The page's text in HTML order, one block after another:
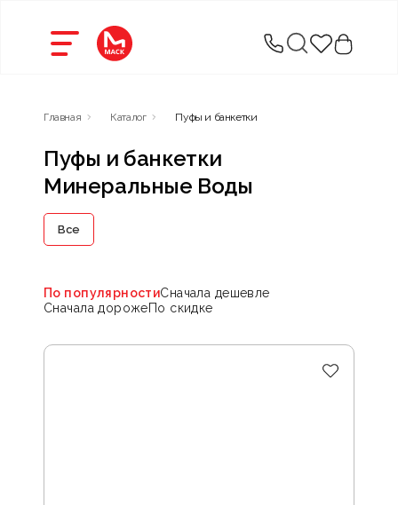
Главная Каталог Пуфы и банкетки
Пуфы и банкетки
Минеральные Воды
Все
По популярностиСначала дешевле
Сначала дорожеПо скидке